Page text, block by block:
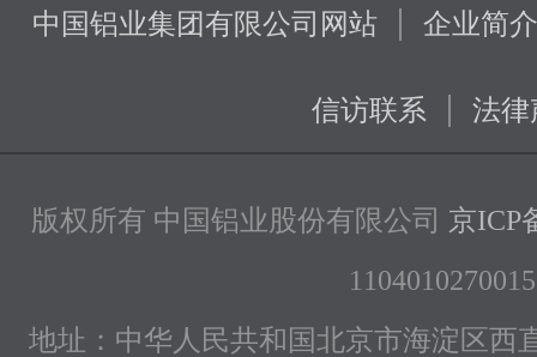
中国铝业集团有限公司网站 | 企业简介
信访联系 | 法律
版权所有 中国铝业股份有限公司 京ICP
地址：中华人民共和国北京市海淀区西